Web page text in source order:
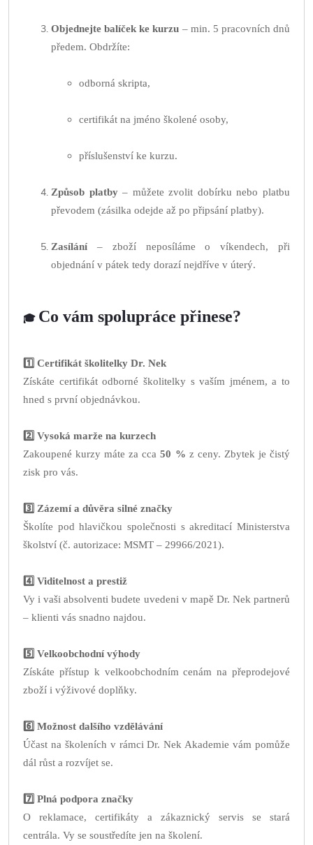
Objednejte balíček ke kurzu – min. 5 pracovních dnů
předem. Obdržíte:
odborná skripta,
certifikát na jméno školené osoby,
příslušenství ke kurzu.
Způsob platby– můžete zvolit dobírku nebo platbu
převodem (zásilka odejde až po připsání platby).
Zasílání – zboží neposíláme o víkendech, při
objednání v pátek tedy dorazí nejdříve v úterý.
🎓 Co vám spolupráce přinese?
1️⃣ Certifikát školitelky Dr. Nek
Získáte certifikát odborné školitelky s vaším jménem, a to
hned s první objednávkou.
2️⃣ Vysoká marže na kurzech
Zakoupené kurzy máte za cca50 % z ceny. Zbytek je čistý
zisk pro vás.
3️⃣ Zázemí a důvěra silné značky
Školíte pod hlavičkou společnosti s akreditací Ministerstva
školství (č. autorizace: MSMT – 29966/2021).
4️⃣ Viditelnost a prestiž
Vy i vaši absolventi budete uvedeni v mapě Dr. Nek partnerů
– klienti vás snadno najdou.
5️⃣ Velkoobchodní výhody
Získáte přístup k velkoobchodním cenám na přeprodejové
zboží i výživové doplňky.
6️⃣ Možnost dalšího vzdělávání
Účast na školeních v rámci Dr. Nek Akademie vám pomůže
dál růst a rozvíjet se.
7️⃣ Plná podpora značky
O reklamace, certifikáty a zákaznický servis se stará
centrála. Vy se soustředíte jen na školení.